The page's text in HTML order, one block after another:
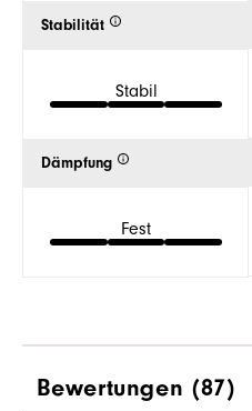
Stabilität
Stabil
Dämpfung
Fest
Bewertungen (87)